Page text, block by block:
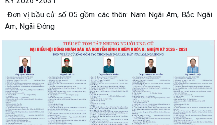
Đơn vị bầu cử số 05 gồm các thôn: Nam Ngãi Am, Bắc Ngãi
Am, Ngãi Đông